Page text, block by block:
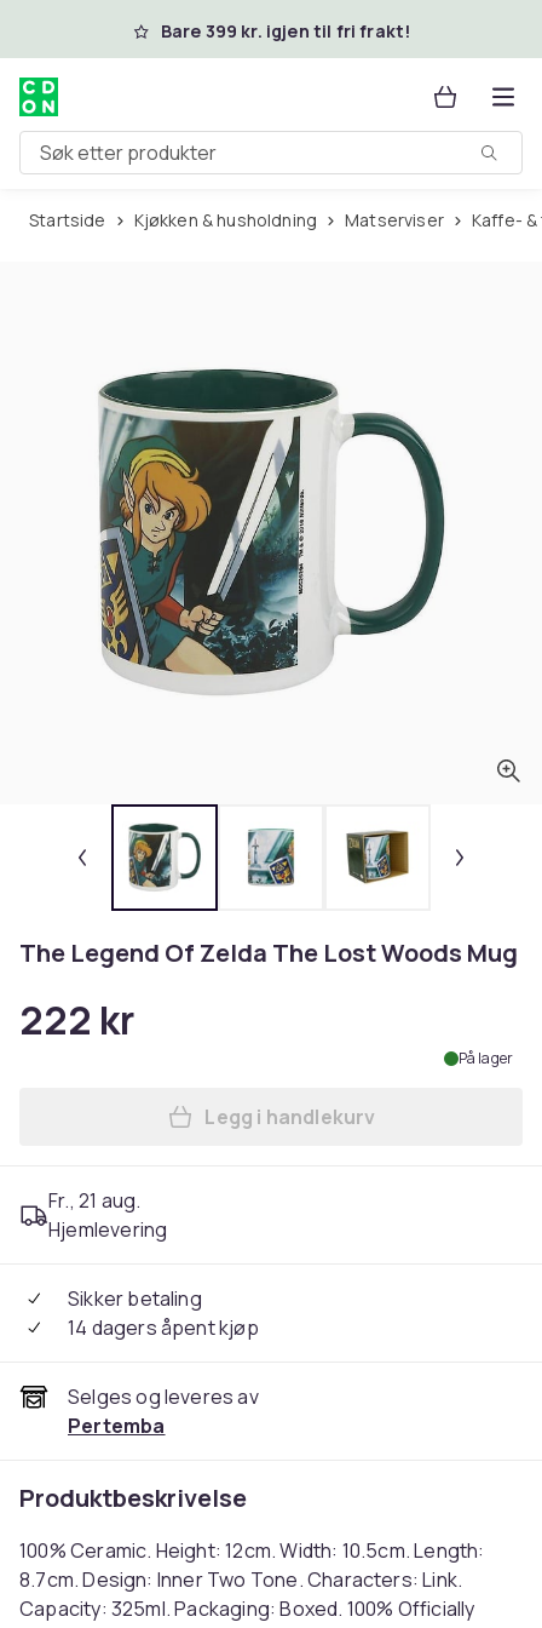
Hopp til hovedinnholdBare 399 kr. igjen til fri frakt!
Søk etter produkter
Startside Kjøkken & husholdning Matserviser Kaffe-
The Legend Of Zelda The Lost Woods Mug
222 kr
På lager
Legg The Legend Of Zelda
Legg i handlekurv
Fr., 21 aug.
Hjemlevering
Sikker betaling
14 dagers åpent kjøp
Selges og leveres av
Pertemba
Produktbeskrivelse
100% Ceramic. Height: 12cm. Width: 10.5cm. Length:
8.7cm. Design: Inner Two Tone. Characters: Link.
Capacity: 325ml. Packaging: Boxed. 100% Officially